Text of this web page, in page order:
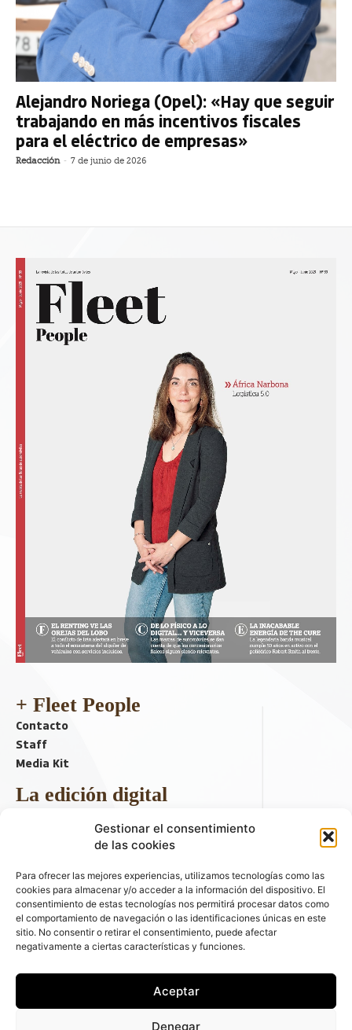
Gestionar el consentimiento
de las cookies
Para ofrecer las mejores experiencias, utilizamos tecnologías como las
cookies para almacenar y/o acceder a la información del dispositivo. El
consentimiento de estas tecnologías nos permitirá procesar datos como
el comportamiento de navegación o las identificaciones únicas en este
sitio. No consentir o retirar el consentimiento, puede afectar
negativamente a ciertas características y funciones.
Aceptar
Denegar
Alejandro Noriega (Opel): «Hay que seguir
trabajando en más incentivos fiscales
para el eléctrico de empresas»
Redacción - 7 de junio de 2026
+ Fleet People
Contacto
Staff
Media Kit
La edición digital
Descargar último ejemplar
ir a hemeroteca
+ Contenido en redes sociales